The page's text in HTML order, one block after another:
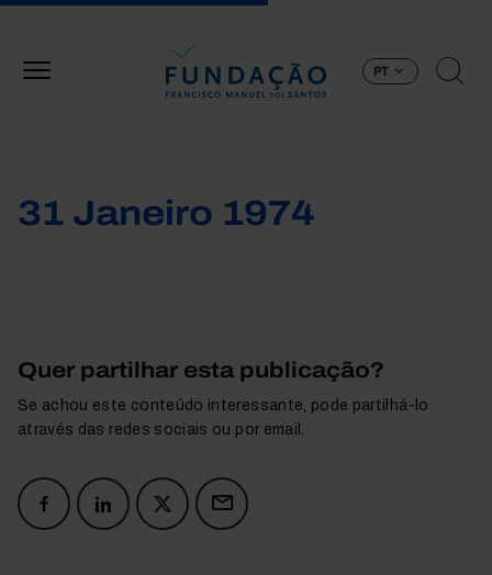
PT
31 Janeiro 1974
Quer partilhar esta publicação?
Se achou este conteúdo interessante, pode partilhá-lo
através das redes sociais ou por email.